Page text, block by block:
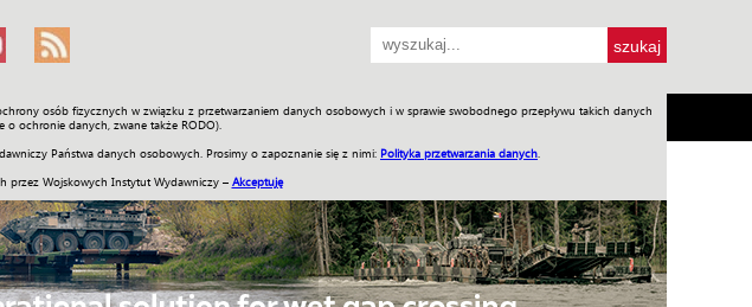
osób fizycznych w związku z przetwarzaniem danych osobowych i w sprawie swobodnego przepływu takich danych
ochronie danych, zwane także RODO).
Państwa danych osobowych. Prosimy o zapoznanie się z nimi: Polityka przetwarzania danych
przez Wojskowych Instytut Wydawniczy – Akceptuję
Galerie Wideo ENGLISH SKLEP Jednodniówki Praca w WIW